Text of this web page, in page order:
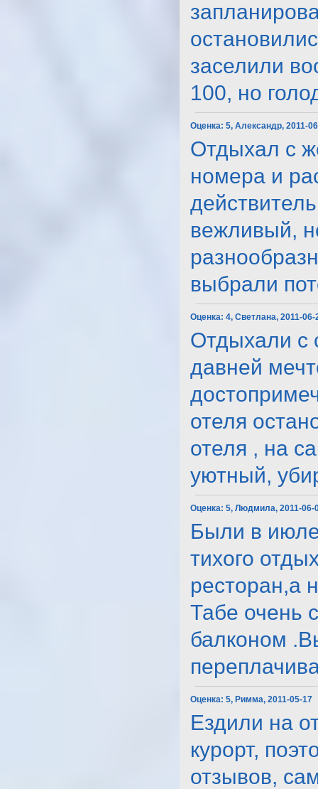
заселили
100, но
Оценка:5, Александр, 2011-
Отдыхал с
номера и
вежливый,
выбрали
Оценка:4, Светлана, 2011-06-
Отдыхали с
давней
отеля
отеля , на
уютный,
Оценка:5, Людмила, 2011-06-
Были в
тихого
ресторан,а
Табе очень
балконом
Оценка:5, Римма, 2011-05-17
Ездили на
курорт,
отзывов,